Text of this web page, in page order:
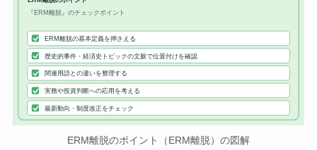
『ERM離脱』のチェックポイント
ERM離脱の基本定義を押さえる
歴史的事件・経済史トピックの文脈で位置付けを確認
関連用語との違いを整理する
実務や投資判断への応用を考える
最新動向・制度改正をチェック
ERM離脱のポイント（ERM離脱）の図解